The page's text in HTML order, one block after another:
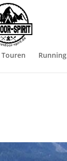
Touren Running